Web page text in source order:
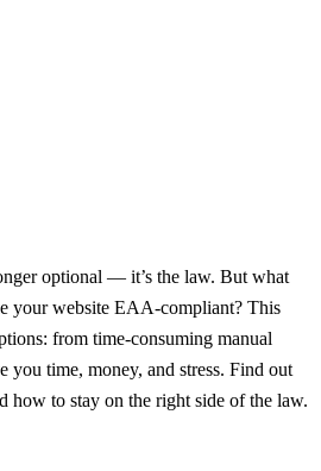
optional — it’s the law. But what
your website EAA-compliant? This
from time-consuming manual
you time, money, and stress. Find out
how to stay on the right side of the law.